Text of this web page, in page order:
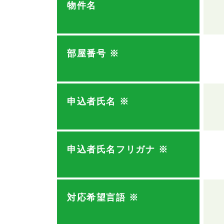
物件名
部屋番号 ※
申込者氏名 ※
申込者氏名フリガナ ※
対応希望言語 ※